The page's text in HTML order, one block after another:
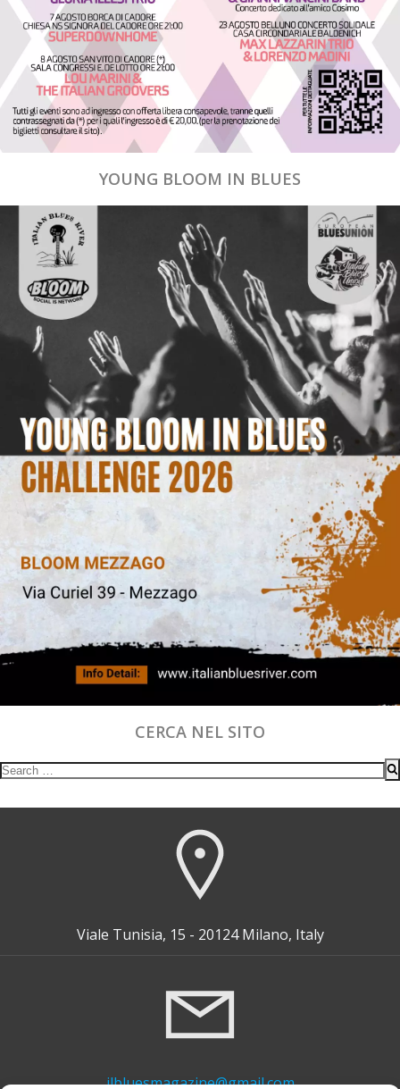
YOUNG BLOOM IN BLUES
CERCA NEL SITO
Search
Viale Tunisia, 15 - 20124 Milano, Italy
ilbluesmagazine@gmail.com